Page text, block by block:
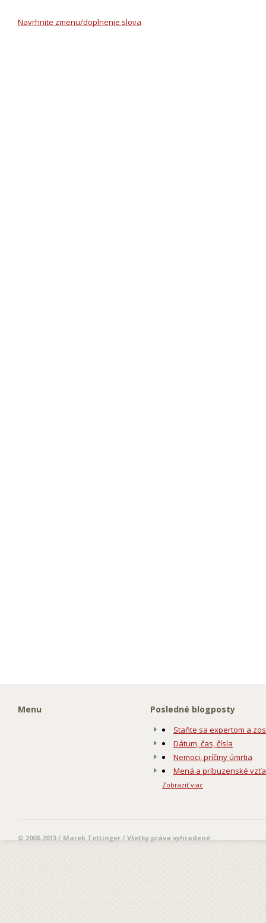
Navrhnite zmenu/doplnenie slova
Menu Posledné blogposty
Staňte sa expertom a
Dátum, čas, čísla
Nemoci, príčiny úmrtia
Mená a príbuzenské
Zobraziť viac
© 2008-2013 / Marek Tettinger / Všetky práva vyhradené